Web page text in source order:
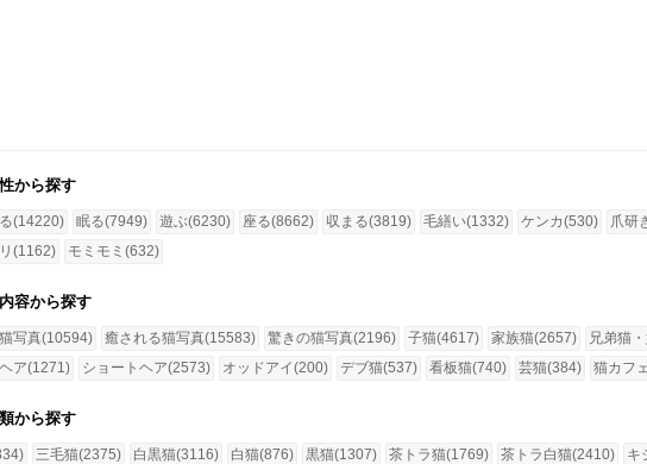
から探す
(14220) 眠る(7949) 遊ぶ(6230) 座る(8662) 収まる(3819) 毛繕い(1332) ケンカ(530) 爪研
(1162)
モミモミ(632)
容から探す
写真(10594) 癒される猫写真(15583) 驚きの猫写真(2196) 子猫(4617) 家族猫(2657) 兄弟猫
ア(1271)
ショートヘア(2573) オッドアイ(200) デブ猫(537) 看板猫(740) 芸猫(384) 猫カフ
から探す
三毛猫(2375) 白黒猫(3116) 白猫(876) 黒猫(1307) 茶トラ猫(1769) 茶トラ白猫(2410) キ